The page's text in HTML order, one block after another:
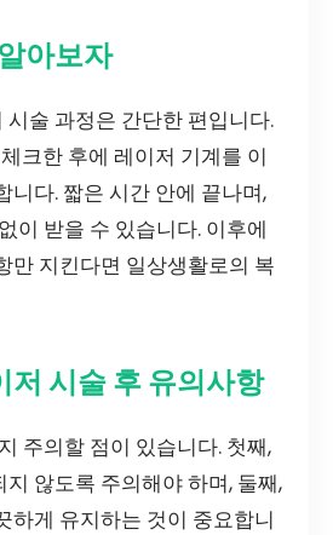
아보자
술 과정은 간단한 편입니다.
크한 후에 레이저 기계를 이
니다. 짧은 시간 안에 끝나며,
이 받을 수 있습니다. 이후에
만 지킨다면 일상생활로의 복
저 시술 후 유의사항
주의할 점이 있습니다. 첫째,
않도록 주의해야 하며, 둘째,
하게 유지하는 것이 중요합니